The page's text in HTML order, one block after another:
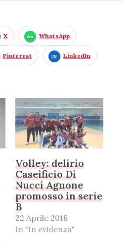
X WhatsApp
Pinterest LinkedIn
Volley: delirio
Caseificio Di
Nucci Agnone
promosso in serie
B
22 Aprile 2018
In "In evidenza"